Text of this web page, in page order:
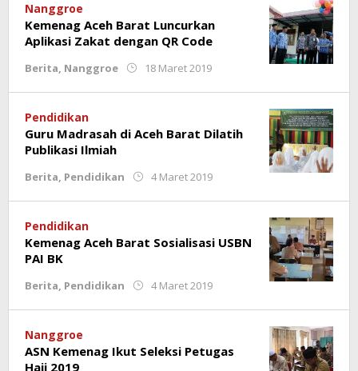
Nanggroe
Kemenag Aceh Barat Luncurkan
Aplikasi Zakat dengan QR Code
Berita, Nanggroe 18 Maret 2019
Trisnamal
Pendidikan
Guru Madrasah di Aceh Barat Dilatih
Publikasi Ilmiah
Berita, Pendidikan 4 Maret 2019
Trisnamal
Pendidikan
Kemenag Aceh Barat Sosialisasi USBN
PAI BK
Berita, Pendidikan 4 Maret 2019
Trisnamal
Nanggroe
ASN Kemenag Ikut Seleksi Petugas
Haji 2019